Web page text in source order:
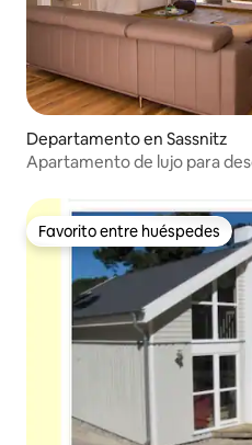
Departamento en Sassnitz
Apartamento de lujo para
Favorito entre huéspedes
Favorito entre huéspedes